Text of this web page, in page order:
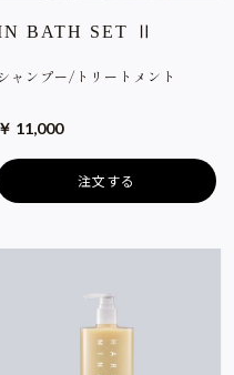
BATH SET Ⅱ
シャンプー/トリートメント
￥ 11,000
注文する